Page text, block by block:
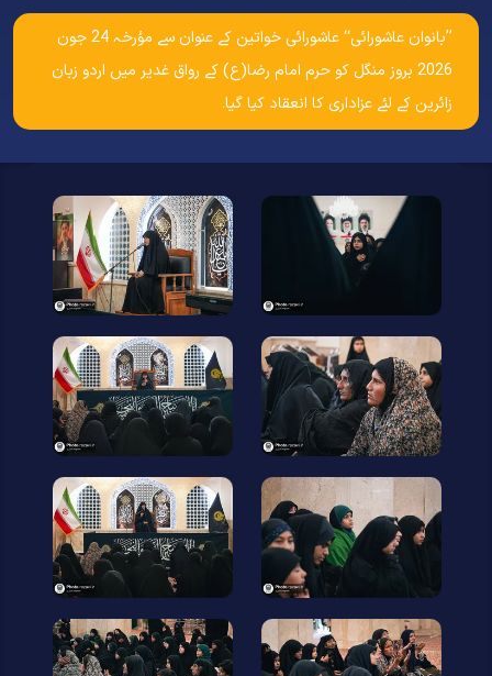
’’بانوان عاشورائی‘‘ عاشورائی خواتین کے عنوان سے مؤرخہ 24 جون
2026 بروز منگل کو حرم امام رضا(ع) کے رواق غدیر میں اردو زبان
زائرین کے لئے عزاداری کا انعقاد کیا گیا۔